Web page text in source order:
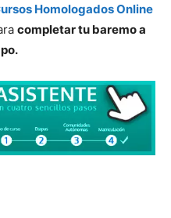
Homologados Online
completar tu baremo a